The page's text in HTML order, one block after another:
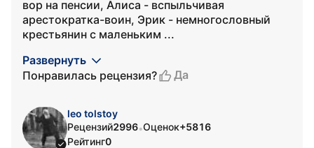
вор на пенсии, Алиса - вспыльчивая
арестократка-воин, Эрик - немногословный
крестьянин с маленьким ...
Развернуть
Понравилась рецензия?
Да
leo tolstoy
Рецензий2996•Оценок+5816
Рейтинг0